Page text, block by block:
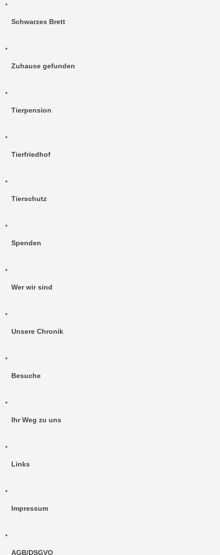
Schwarzes Brett
Zuhause gefunden
Tierpension
Tierfriedhof
Tierschutz
Spenden
Wer wir sind
Unsere Chronik
Besuche
Ihr Weg zu uns
Links
Impressum
AGB/DSGVO